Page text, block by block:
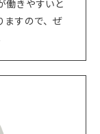
働きやすいと
ますので、ぜ